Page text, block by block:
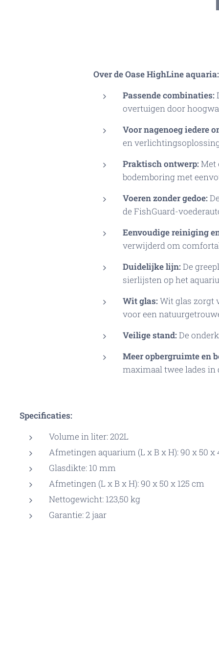
Over de OaseHighLineaquaria:
Passende combinaties:
overtuigen door
Voor nagenoeg iedere
en
Praktisch ontwerp:Met
bodemboring met
Voeren zonder gedoe:
de FishGuard-
Eenvoudige reiniging
verwijderd om
Duidelijke lijn:De
sierlijsten op het
Wit glas:Wit glas zorgt
voor een
Veilige stand:De
Meer opbergruimte en
maximaal twee lades in
Specificaties:
Volume in liter: 202L
Afmetingen aquarium (L x B x H): 90 x 50 x
Glasdikte: 10 mm
Afmetingen (L x B x H): 90 x 50 x 125 cm
Nettogewicht: 123,50 kg
Garantie: 2 jaar